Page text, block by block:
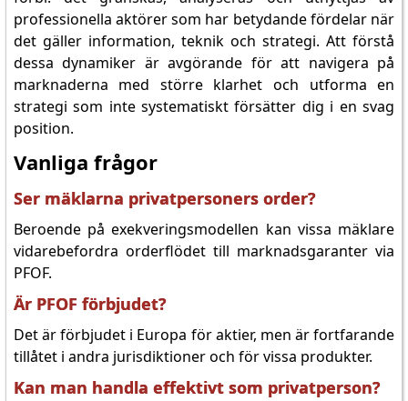
professionella aktörer som har betydande fördelar när
det gäller information, teknik och strategi. Att förstå
dessa dynamiker är avgörande för att navigera på
marknaderna med större klarhet och utforma en
strategi som inte systematiskt försätter dig i en svag
position.
Vanliga frågor
Ser mäklarna privatpersoners order?
Beroende på exekveringsmodellen kan vissa mäklare
vidarebefordra orderflödet till marknadsgaranter via
PFOF.
Är PFOF förbjudet?
Det är förbjudet i Europa för aktier, men är fortfarande
tillåtet i andra jurisdiktioner och för vissa produkter.
Kan man handla effektivt som privatperson?